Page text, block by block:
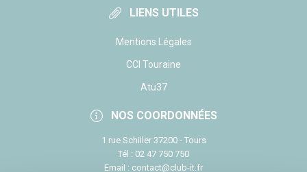
LIENS UTILES
Mentions Légales
CCI Touraine
Atu37
NOS COORDONNÉES
1 rue Schiller 37200 - Tours
Tél : 02 47 750 750
Email : contact@club-it.fr